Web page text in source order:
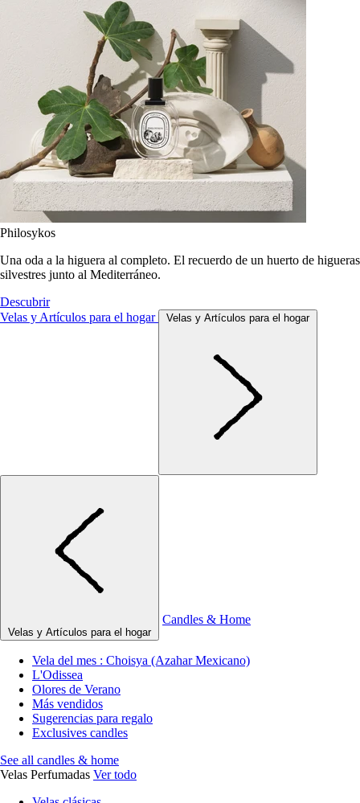
Philosykos
Una oda a la higuera al completo. El recuerdo de un huerto de higueras
silvestres junto al Mediterráneo.
Descubrir
Velas y Artículos para el hogar
Velas y Artículos para el hogar
Velas y Artículos para el hogar
Candles & Home
Vela del mes : Choisya (Azahar Mexicano)
L'Odissea
Olores de Verano
Más vendidos
Sugerencias para regalo
Exclusives candles
See all candles & home
Velas Perfumadas Ver todo